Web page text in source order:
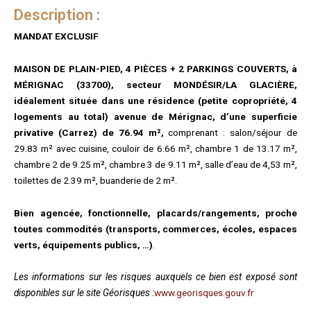
Description :
MANDAT EXCLUSIF
MAISON DE PLAIN-PIED, 4 PIÈCES + 2 PARKINGS COUVERTS, à
MÉRIGNAC (33700), secteur MONDÉSIR/LA GLACIÈRE,
idéalement située dans une résidence (petite copropriété, 4
logements au total) avenue de Mérignac, d’une superficie
privative (Carrez) de 76.94 m², comprenant : salon/séjour de
29.83 m² avec cuisine, couloir de 6.66 m², chambre 1 de 13.17 m²,
chambre 2 de 9.25 m², chambre 3 de 9.11 m², salle d’eau de 4,53 m²,
toilettes de 2.39 m², buanderie de 2 m².
Bien agencée, fonctionnelle, placards/rangements, proche
toutes commodités (transports, commerces, écoles, espaces
verts, équipements publics, …)
Les informations sur les risques auxquels ce bien est exposé sont
disponibles sur le site Géorisques :www.georisques.gouv.fr